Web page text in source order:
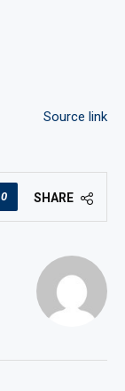
Source link
SHARE
0